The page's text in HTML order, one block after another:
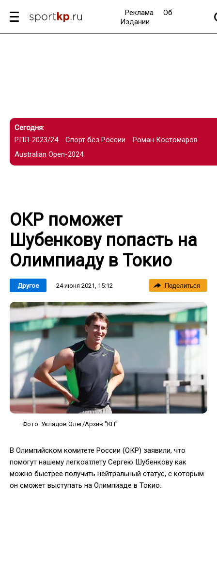
Реклама
Об
Издании
Сегодня:
РПЛ-2023/24
Спорт без России
Роман Костомаров
Australian Open-2024
ОКР поможет
Шубенкову попасть на
Олимпиаду в Токио
Другое 24 июня 2021, 15:12 Поделиться
Фото: Укладов Олег/Архив "КП"
В Олимпийском комитете России (ОКР) заявили, что
помогут нашему легкоатлету Сергею Шубенкову как
можно быстрее получить нейтральный статус, с которым
он сможет выступать на Олимпиаде в Токио.